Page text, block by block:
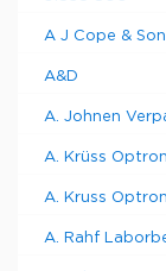
A J Cope & Son
A&D
A. Johnen
A. Krüss
A. Kruss
A. Rahf
стандартов,